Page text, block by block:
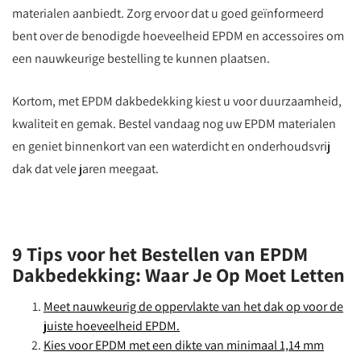
materialen aanbiedt. Zorg ervoor dat u goed geïnformeerd
bent over de benodigde hoeveelheid EPDM en accessoires om
een nauwkeurige bestelling te kunnen plaatsen.
Kortom, met EPDM dakbedekking kiest u voor duurzaamheid,
kwaliteit en gemak. Bestel vandaag nog uw EPDM materialen
en geniet binnenkort van een waterdicht en onderhoudsvrij
dak dat vele jaren meegaat.
9 Tips voor het Bestellen van EPDM
Dakbedekking: Waar Je Op Moet Letten
Meet nauwkeurig de oppervlakte van het dak op voor de
juiste hoeveelheid EPDM.
Kies voor EPDM met een dikte van minimaal 1,14 mm